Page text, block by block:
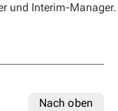
und Interim-Manager.
Nach oben